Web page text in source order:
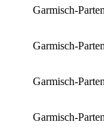
Garmisch-
Garmisch-
Garmisch-
Garmisch-